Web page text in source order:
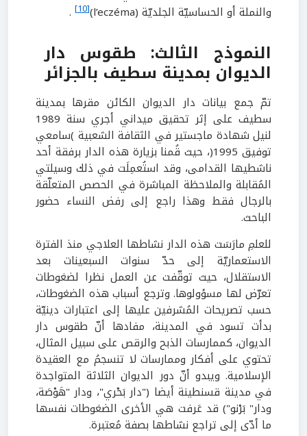
والنملة أو الحساسيّة الجلديّة (l’eczéma)
[10]
.
النموذج الثالث: طقوس دار
الديوان بمدينة سطيف بالجزائر
تمّ جمع بيانات دار الديوان الكائن مقرها بمدينة
سطيف على إثر تحقيق ميداني أجري سنة 1989
لنيل شهادة ماجستير في الثقافة الشعبية )سامعي
توفيق 1995(، حيث قُمنا بزيارة هذه الدار برفقة أحد
ناشطيها القدامى، وقد استُعمِلَت في ذلك وسيلتي
المُقابلة والملاحظة المباشرة في الحصص المتعلّقة
بالرجال فقط وهذا راجع إلى رفض النساء حضور
الباحث.
للعلمِ مارَسَت هذه الدار نشاطها العلاجي منذ الفترة
الاستعماريّة إلى حدّ سنوات السبعينات بعد
الاستقلال، حيث توقّفت عن العمل نظرا لضغوطات
تعرّض لها مسؤولوها. وترجع أسباب هذه الضغوطات،
حسب تصريحات المُشرفين عليها إلى اعتبارات دينيّة
بدأت تسود في المدينة، مفادها أنّ طقوس دار
الديوان، كممارسات الذبح والرقص على سبيل المثال،
تحتوي على أفكار وممارسات لا تنسجمُ مع العقيدة
الإسلامية. ويبدو أنّ دور الديوان الثلاثة المتواجدة
في مدينة قسنطينة أيضا ("دار بَحْري"، ودار "هَوْصَة،
ودار" بَرْنو") قد عَرفت هي الأخرى الضغوطات نفسها
ما أدّى إلى تراجع نشاطها بصفة مُعتبرة.